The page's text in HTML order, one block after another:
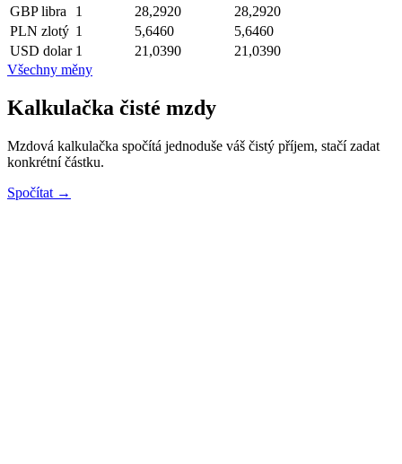
GBP libra 1 28,2920
28,2920
PLN zlotý 1 5,6460
5,6460
USD dolar 1 21,0390
21,0390
Všechny měny
Kalkulačka čisté mzdy
Mzdová kalkulačka spočítá jednoduše váš čistý příjem, stačí zadat
konkrétní částku.
Spočítat →